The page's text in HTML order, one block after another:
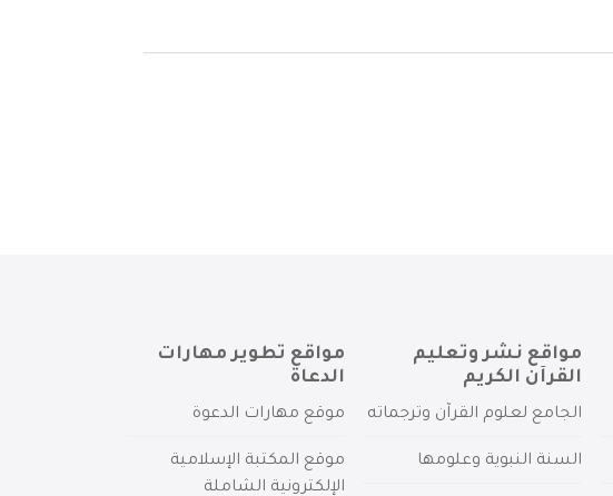
مواقع نشر وتعليم
القرآن الكريم
الجامع لعلوم القرآن وترجماته
السنة النبوية وعلومها
مواقع تطوير مهارات
الدعاة
موقع مهارات الدعوة
موقع المكتبة الإسلامية
الإلكترونية الشاملة